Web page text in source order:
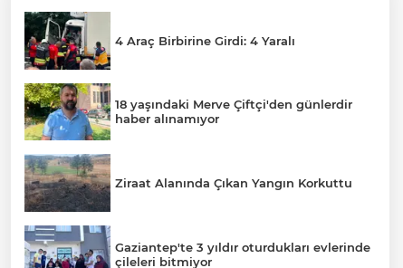
4 Araç Birbirine Girdi: 4 Yaralı
18 yaşındaki Merve Çiftçi'den günlerdir
haber alınamıyor
Ziraat Alanında Çıkan Yangın Korkuttu
Gaziantep'te 3 yıldır oturdukları evlerinde
çileleri bitmiyor